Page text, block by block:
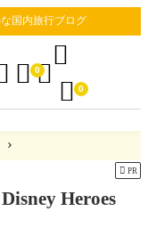
国内旅行ブログ
 0

 0
 PR
Heroes